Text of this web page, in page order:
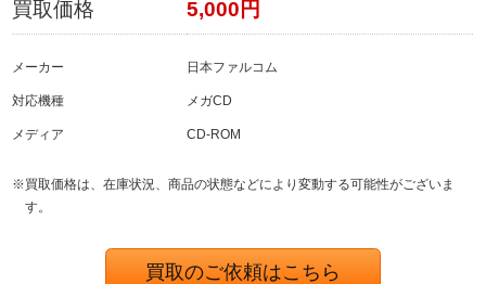
買取価格 5,000円
メーカー 日本ファルコム
対応機種 メガCD
メディア CD-ROM
※買取価格は、在庫状況、商品の状態などにより変動する可能性がございま
す。
買取のご依頼はこちら